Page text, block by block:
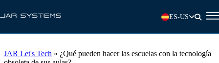
ES-US
JAR Let's Tech » ¿Qué pueden hacer las escuelas con la tecnología